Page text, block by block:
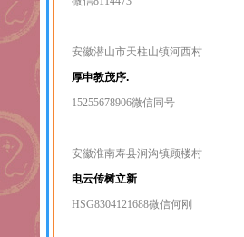
安徽潜山市天柱山镇河西村
厚申教茂序.
15255678906微信同号
安徽淮南寿县涧沟镇顾楼村
电云传树立新
HSG8304121688微信何刚